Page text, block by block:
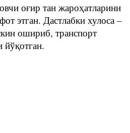
оғир тан жароҳатларини
этган. Дастлабки хулоса –
ошириб, транспорт
йўқотган.